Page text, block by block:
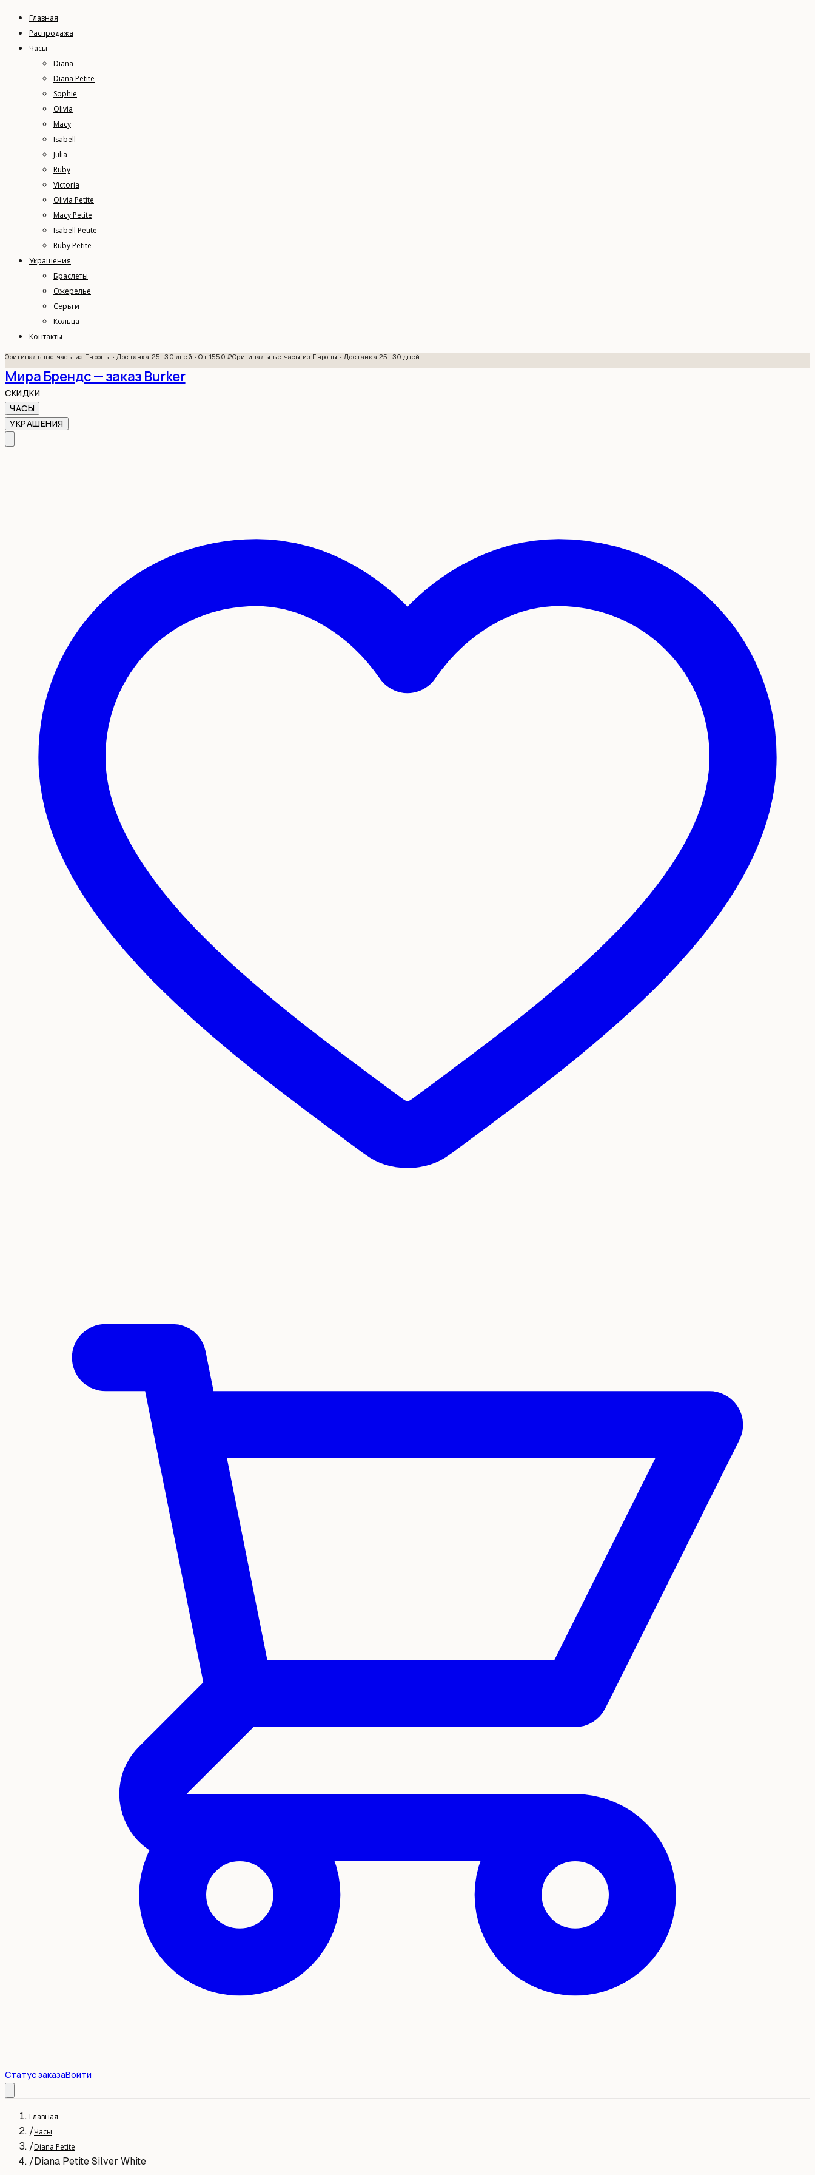
Главная
Распродажа
Часы
Diana
Diana Petite
Sophie
Olivia
Macy
Isabell
Julia
Ruby
Victoria
Olivia Petite
Macy Petite
Isabell Petite
Ruby Petite
Украшения
Браслеты
Ожерелье
Серьги
Кольца
Контакты
Оригинальные часы из Европы • Доставка 25–30 дней • От 1550 ₽Оригинальные часы из Европы • Доставка 25–30 дней
Мира Брендс — заказ Burker
СКИДКИ
ЧАСЫ
УКРАШЕНИЯ
Статус заказаВойти
Главная
/Часы
/Diana Petite
/Diana Petite Silver White